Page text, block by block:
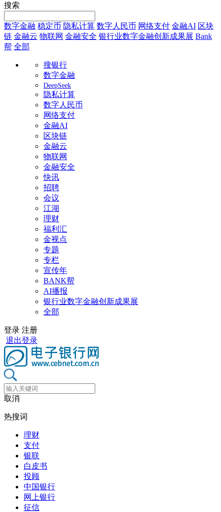
搜索
数字金融 稳定币 隐私计算 数字人民币 网络支付 金融AI 区块
链 金融云 物联网 金融安全 银行业数字金融创新成果展 Bank
帮 全部
搜银行
数字金融
DeepSeek
隐私计算
数字人民币
网络支付
金融AI
区块链
金融云
物联网
金融安全
快讯
招聘
会议
江湖
理财
福利汇
金视点
专题
专栏
宣传年
BANK帮
AI播报
银行业数字金融创新成果展
全部
登录 注册
退出登录
取消
热搜词
理财
支付
银联
白皮书
投顾
中国银行
网上银行
征信